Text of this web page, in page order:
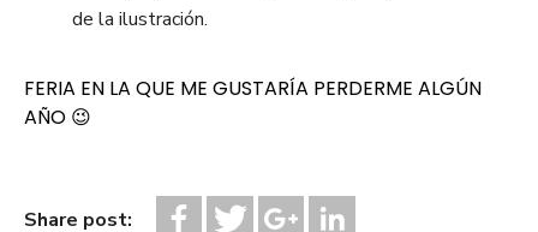
de la ilustración.
FERIA EN LA QUE ME GUSTARÍA PERDERME ALGÚN
AÑO 😉
Share post: